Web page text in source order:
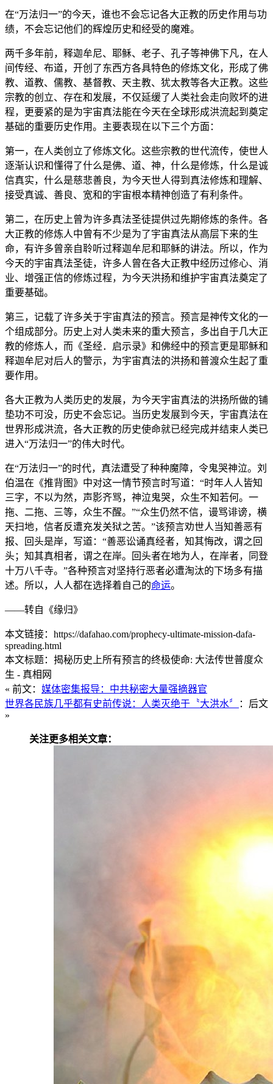
在“万法归一”的今天，谁也不会忘记各大正教的历史作用与功
绩，不会忘记他们的辉煌历史和经受的魔难。
两千多年前，释迦牟尼、耶稣、老子、孔子等神佛下凡，在人
间传经、布道，开创了东西方各具特色的修炼文化，形成了佛
教、道教、儒教、基督教、天主教、犹太教等各大正教。这些
宗教的创立、存在和发展，不仅延缓了人类社会走向败坏的进
程，更要紧的是为宇宙真法能在今天在全球形成洪流起到奠定
基础的重要历史作用。主要表现在以下三个方面：
第一，在人类创立了修炼文化。这些宗教的世代流传，使世人
逐渐认识和懂得了什么是佛、道、神，什么是修炼，什么是诚
信真实，什么是慈悲善良，为今天世人得到真法修炼和理解、
接受真诚、善良、宽和的宇宙根本精神创造了有利条件。
第二，在历史上曾为许多真法圣徒提供过先期修炼的条件。各
大正教的修炼人中曾有不少是为了宇宙真法从高层下来的生
命，有许多曾亲自聆听过释迦牟尼和耶稣的讲法。所以，作为
今天的宇宙真法圣徒，许多人曾在各大正教中经历过修心、消
业、增强正信的修炼过程，为今天洪扬和维护宇宙真法奠定了
重要基础。
第三，记载了许多关于宇宙真法的预言。预言是神传文化的一
个组成部分。历史上对人类未来的重大预言，多出自于几大正
教的修炼人，而《圣经．启示录》和佛经中的预言更是耶稣和
释迦牟尼对后人的警示，为宇宙真法的洪扬和普渡众生起了重
要作用。
各大正教为人类历史的发展，为今天宇宙真法的洪扬所做的铺
垫功不可没，历史不会忘记。当历史发展到今天，宇宙真法在
世界形成洪流，各大正教的历史使命就已经完成并结束人类已
进入“万法归一”的伟大时代。
在“万法归一”的时代，真法遭受了种种魔障，令鬼哭神泣。刘
伯温在《推背图》中对这一情节预言时写道：“时年人人皆知
三字，不以为然，声影齐骂，神泣鬼哭，众生不知若何。一
拖、二拖、三等，众生不醒。”“众生仍然不信，谩骂诽谤，横
天扫地，信者反遭充发关狱之苦。”该预言劝世人当知善恶有
报、回头是岸，写道：“善恶讼诵真经者，知其悔改，谓之回
头；知其真相者，谓之在岸。回头者在地为人，在岸者，同登
十万八千寺。”各种预言对坚持行恶者必遭淘汰的下场多有描
述。所以，人人都在选择着自己的命运。
——转自《缘归》
本文链接：https://dafahao.com/prophecy-ultimate-mission-dafa-
spreading.html
本文标题：揭秘历史上所有预言的终极使命: 大法传世普度众
生 - 真相网
« 前文： 媒体密集报导：中共秘密大量强摘器官
世界各民族几乎都有史前传说：人类灭绝于〝大洪水〞
：后文
»
关注更多相关文章：